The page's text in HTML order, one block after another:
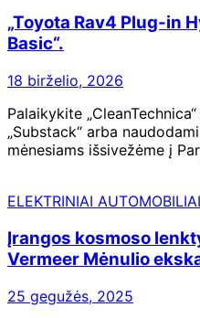
„Toyota Rav4 Plug-in
Basic“.
18 birželio, 2026
Palaikykite
„Substack“ arba
mėnesiams išsivežėme į
ELEKTRINIAI AUTOMOBILIAI
Įrangos kosmoso
Vermeer Mėnulio
25 gegužės, 2025